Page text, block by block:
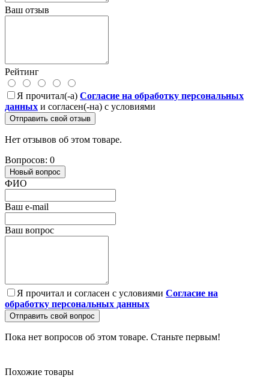
Ваш отзыв
Рейтинг
Я прочитал(-а) Согласие на обработку персональных
данных и согласен(-на) с условиями
Отправить свой отзыв
Нет отзывов об этом товаре.
Вопросов: 0
Новый вопрос
ФИО
Ваш e-mail
Ваш вопрос
Я прочитал и согласен с условиями Согласие на
обработку персональных данных
Отправить свой вопрос
Пока нет вопросов об этом товаре. Станьте первым!
Похожие товары